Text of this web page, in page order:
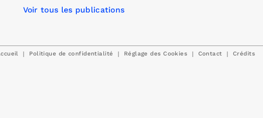
Voir tous les publications
| Politique de confidentialité | Réglage des Cookies | Contact | Crédits